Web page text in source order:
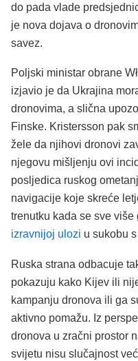
do pada vlade
je nova dojava o
savez.
Poljski ministar obrane
izjavio je da Ukrajina
dronovima, a slična
Finske. Kristersson pak
žele da njihovi dronovi
njegovu mišljenju ovi
posljedica ruskog
navigacije koje skreće
trenutku kada se sve više
izravnijoj ulozi u sukobu
Ruska strana odbacuje
pokazuju kako Kijev ili
kampanju dronova ili ga
aktivno pomažu. Iz
dronova u zračni prostor
svijetu nisu slučajnost